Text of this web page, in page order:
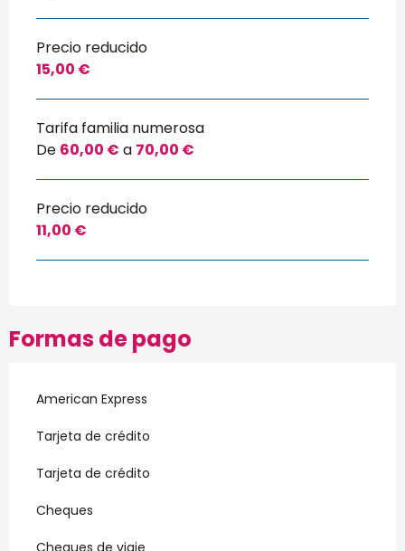
Precio reducido
15,00 €
Tarifa familia numerosa
De 60,00 € a 70,00 €
Precio reducido
11,00 €
Formas de pago
American Express
Tarjeta de crédito
Tarjeta de crédito
Cheques
Cheques de viaje